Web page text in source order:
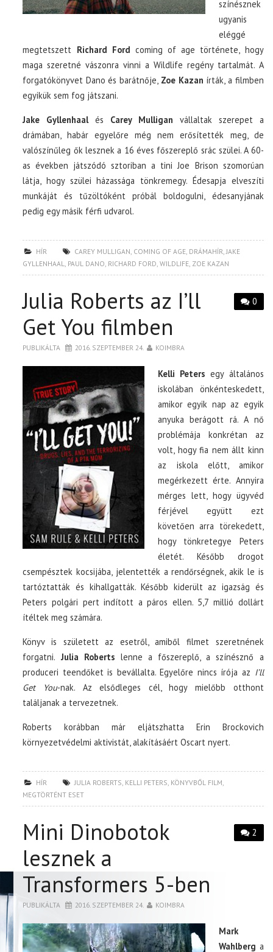
színésznek
ugyanis
eléggé
megtetszett Richard Ford coming of age története, hogy
maga szeretné vászonra vinni a Wildlife regény tartalmát. A
forgatókönyvet Dano és barátnője,Zoe Kazan írták, a filmben
egyikük sem fog játszani.
Jake Gyllenhaalés Carey Mulligan vállaltak szerepet a
drámában, habár egyelőre még nem erősítették meg, de
valószínűleg ők lesznek a 16 éves főszereplő srác szülei. A 60-
as években játszódó sztoriban a tini Joe Brison szomorúan
látja, hogy szülei házassága tönkremegy. Édesapja elveszíti
munkáját és tűzöltóként próbál boldogulni, édesanyjának
pedig egy másik férfi udvarol.
HÍR CAREY MULLIGAN, COMING OF AGE, DRÁMAHÍR,JAKE
GYLLENHAAL, PAUL DANO, RICHARD FORD,WILDLIFE, ZOE KAZAN
0
Julia Roberts az I’ll
Get You filmben
PUBLIKÁLTA 2016. SZEPTEMBER 24. KOIMBRA
Kelli Peters egy általános
iskolában önkénteskedett,
amikor egyik nap az egyik
anyuka berágott rá. A nő
problémája konkrétan az
volt, hogy fia nem állt kinn
az iskola előtt, amikor
megérkezett érte. Annyira
mérges lett, hogy ügyvéd
férjével együtt ezt
követően arra törekedett,
hogy tönkretegye Peters
életét. Később drogot
csempésztek kocsijába, jelentették a rendőrségnek, akik le is
tartóztatták és kihallgatták. Később kiderült az igazság és
Peters polgári pert indított a páros ellen. 5,7 millió dollárt
ítéltek meg számára.
Könyv is született az esetről, amiből filmet szeretnének
forgatni. Julia Roberts lenne a főszereplő, a színésznő a
produceri teendőket is bevállalta. Egyelőre nincs írója az I’ll
Get You-nak. Az elsődleges cél, hogy mielőbb otthont
találjanak a tervezetnek.
Roberts korábban már eljátszhatta Erin Brockovich
környezetvédelmi aktivistát, alakításáért Oscart nyert.
HÍR JULIA ROBERTS, KELLI PETERS, KÖNYVBŐL FILM,
MEGTÖRTÉNT ESET
2
Mini Dinobotok
lesznek a
Transformers 5-ben
PUBLIKÁLTA 2016. SZEPTEMBER 24. KOIMBRA
Mark
Wahlberg a